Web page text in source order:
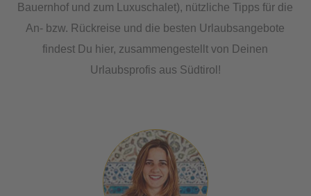
Bauernhof und zum Luxuschalet), nützliche Tipps für die
An- bzw. Rückreise und die besten Urlaubsangebote
findest Du hier, zusammengestellt von Deinen
Urlaubsprofis aus Südtirol!